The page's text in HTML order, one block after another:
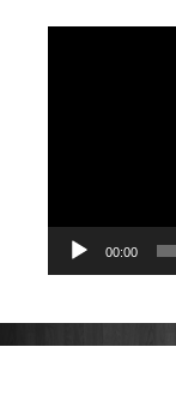
00:00